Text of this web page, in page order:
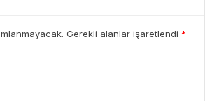
Gerekli alanlar işaretlendi *